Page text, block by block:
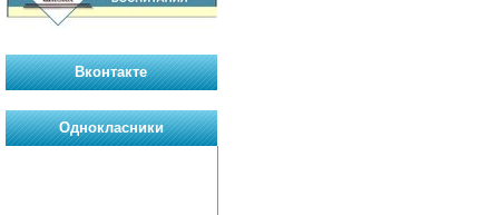
Вконтакте
Однокласники